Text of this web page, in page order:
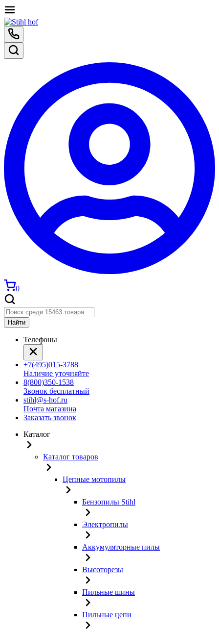
0
Найти
Телефоны
+7(495)015-3788
Наличие уточняйте
8(800)350-1538
Звонок бесплатный
stihl@s-hof.ru
Почта магазина
Заказать звонок
Каталог
Каталог товаров
Цепные мотопилы
Бензопилы Stihl
Электропилы
Аккумуляторные пилы
Высоторезы
Пильные шины
Пильные цепи